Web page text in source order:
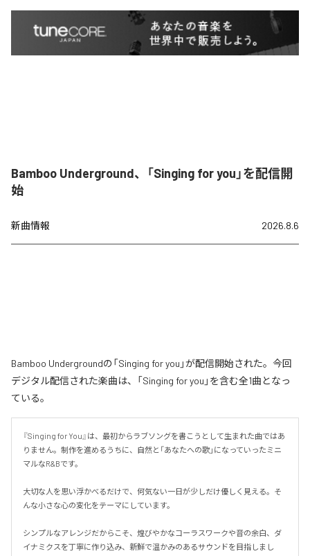
Bamboo Underground、「Singing for you」を配信開
始
新曲情報 2026.8.6
Bamboo Undergroundの「Singing for you」が配信開始された。今回
デジタル配信された楽曲は、「Singing for you」を含む全1曲となっ
ている。
『Singing for You』は、最初からラブソングを書こうとして生まれた曲ではあ
りません。制作を進めるうちに、自然と「あなたへの歌」になっていったミニ
マルなR&Bです。
大切な人を思い浮かべるだけで、何気ない一日が少しだけ優しく見える。そ
んな小さな心の変化をテーマにしています。
シンプルなアレンジだからこそ、煌びやかなコーラスワークや音の余白、ダ
イナミクスを丁寧に作り込み、新鮮で温かみのあるサウンドを目指しまし